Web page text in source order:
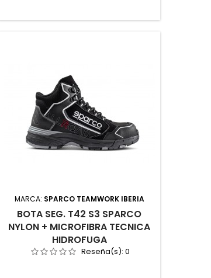
MARCA: SPARCO TEAMWORK IBERIA
BOTA SEG. T42 S3 SPARCO
NYLON + MICROFIBRA TECNICA
HIDROFUGA
Reseña(s): 0